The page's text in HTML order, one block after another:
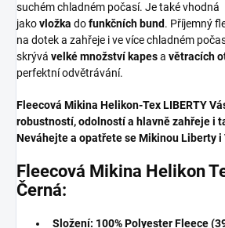
suchém chladném počasí. Je také vhodná
jakovložka dofunkčních bund. Příjemný
na dotek a zahřeje i ve více chladném
skrývá velké množství kapesa větracích
perfektní odvětrávání.
Fleecová Mikina Helikon-Tex LIBERTY
robustností, odolností a hlavně zahřeje i
Neváhejte a opatřete se Mikinou Liberty i
Fleecová Mikina Helikon
Černá:
Složení: 100% Polyester Fleece